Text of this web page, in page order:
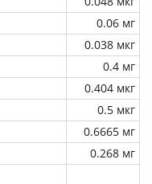
0.06 мг
0.038 мкг
0.4 мг
0.404 мкг
0.5 мкг
0.6665 мг
0.268 мг